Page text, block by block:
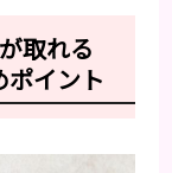
取れる
イント